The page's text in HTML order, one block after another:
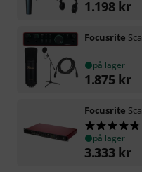
1.198 kr
Focusrite
på lager
1.875 kr
Focusrite
på lager
3.333 kr